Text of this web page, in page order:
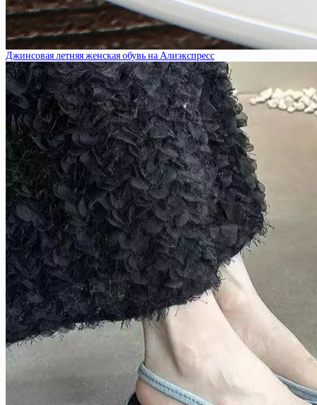
Джинсовая летняя женская обувь на Алиэкспресс